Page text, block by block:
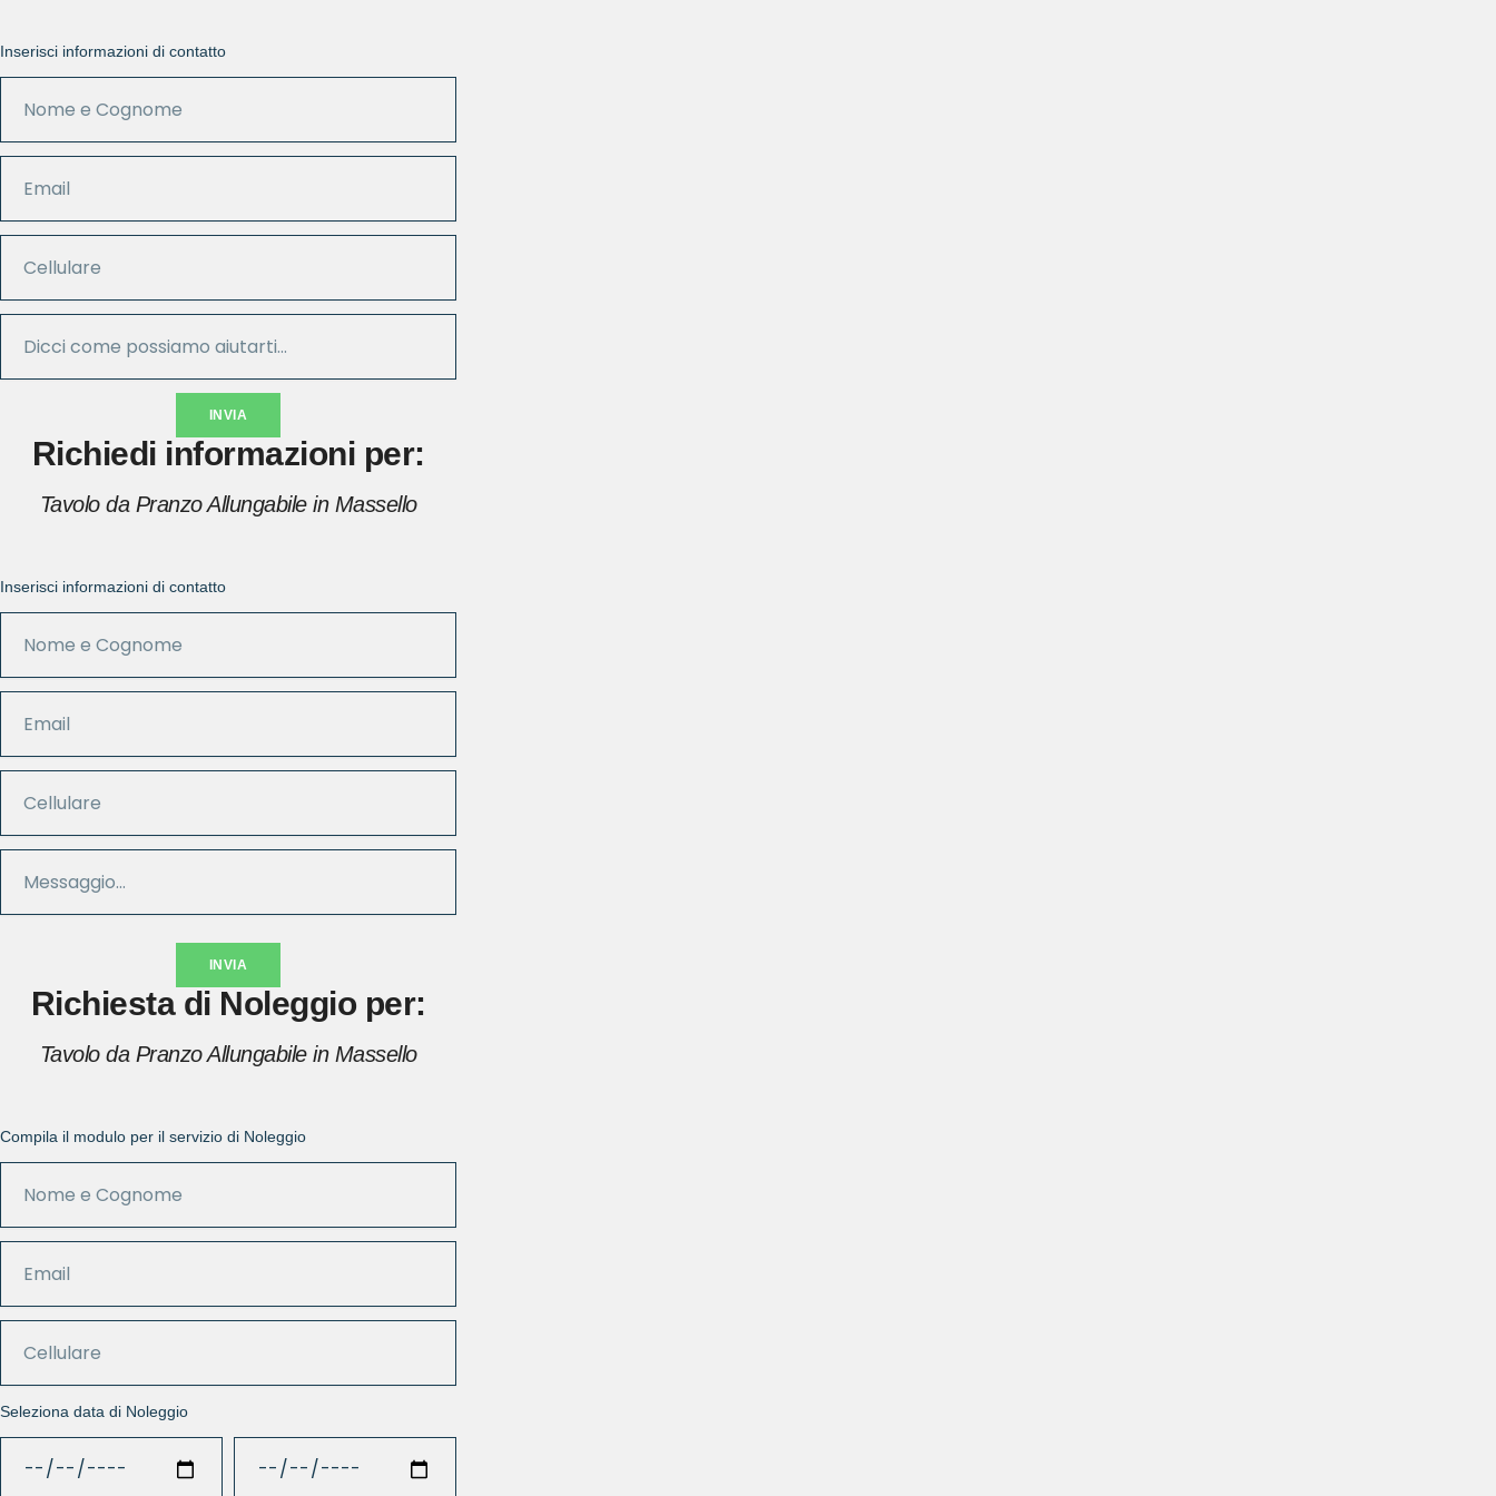
Inserisci informazioni di contatto
INVIA
Richiedi informazioni per:
Tavolo da Pranzo Allungabile in Massello
Inserisci informazioni di contatto
INVIA
Richiesta di Noleggio per:
Tavolo da Pranzo Allungabile in Massello
Compila il modulo per il servizio di Noleggio
Seleziona data di Noleggio